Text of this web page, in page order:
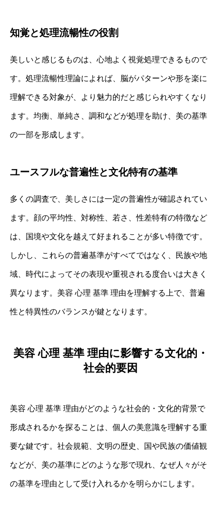
知覚と処理流暢性の役割
美しいと感じるものは、心地よく視覚処理できるもので
す。処理流暢性理論によれば、脳がパターンや形を楽に
理解できる対象が、より魅力的だと感じられやすくなり
ます。均衡、単純さ、調和などが処理を助け、美の基準
の一部を形成します。
ユースフルな普遍性と文化特有の基準
多くの調査で、美しさには一定の普遍性が確認されてい
ます。顔の平均性、対称性、若さ、性差特有の特徴など
は、国境や文化を越えて好まれることが多い特徴です。
しかし、これらの普遍基準がすべてではなく、民族や地
域、時代によってその表現や重視される度合いは大きく
異なります。美容 心理 基準 理由を理解する上で、普遍
性と特異性のバランスが鍵となります。
美容 心理 基準 理由に影響する文化的・
社会的要因
美容 心理 基準 理由がどのような社会的・文化的背景で
形成されるかを探ることは、個人の美意識を理解する重
要な鍵です。社会規範、文明の歴史、国や民族の価値観
などが、美の基準にどのような形で現れ、なぜ人々がそ
の基準を理由として受け入れるかを明らかにします。